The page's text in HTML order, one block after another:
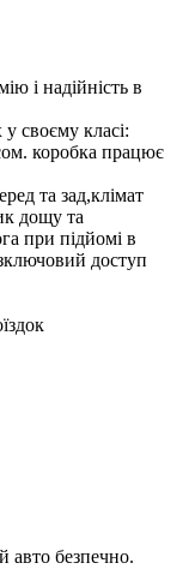
і надійність в
своєму класі:
коробка працює
та зад,клімат
дощу та
при підйомі в
доступ
авто безпечно.